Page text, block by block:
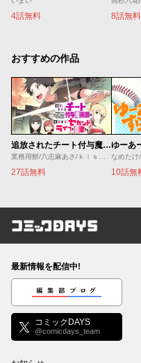
4話無料 8話無料
おすすめの作品
追放されたチート付与魔術師は気ままなセカンドライフを謳歌する。 ～俺は武器だけじゃなく、あらゆるものに『強化ポイント』を付与できるし、俺の意思でいつでも効果を解除できるけど、残った人たち大丈夫？～
27話無料
ゆーあ
なめたけ
10話無
コミックDAYS
最新情報を配信中!
編集部ブログ
コミックDAYS
@comicdays_team